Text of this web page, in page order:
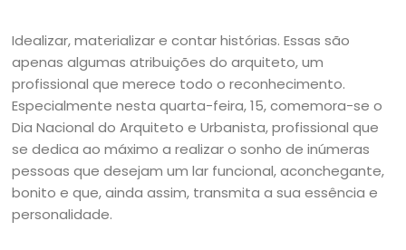
Idealizar, materializar e contar histórias. Essas são
apenas algumas atribuições do arquiteto, um
profissional que merece todo o reconhecimento.
Especialmente nesta quarta-feira, 15, comemora-se o
Dia Nacional do Arquiteto e Urbanista, profissional que
se dedica ao máximo a realizar o sonho de inúmeras
pessoas que desejam um lar funcional, aconchegante,
bonito e que, ainda assim, transmita a sua essência e
personalidade.